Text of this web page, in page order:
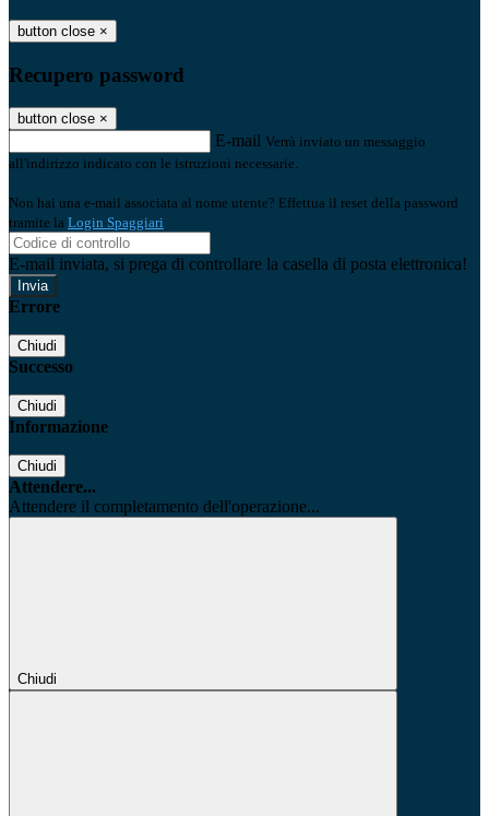
button close ×
Recupero password
button close ×
E-mail Verrà inviato un messaggio
all'indirizzo indicato con le istruzioni necessarie.
Non hai una e-mail associata al nome utente? Effettua il reset della password
tramite la Login Spaggiari
E-mail inviata, si prega di controllare la casella di posta elettronica!
Errore
Chiudi
Successo
Chiudi
Informazione
Chiudi
Attendere...
Attendere il completamento dell'operazione...
Chiudi